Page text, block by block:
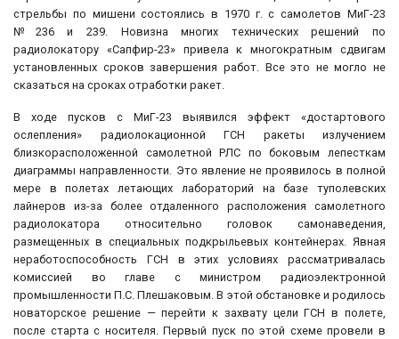
стрельбы по мишени состоялись в 1970 г. с самолетов МиГ-23
№236 и 239. Новизна многих технических решений по
радиолокатору «Сапфир-23» привела к многократным сдвигам
установленных сроков завершения работ. Все это не могло не
сказаться на сроках отработки ракет.
В ходе пусков с МиГ-23 выявился эффект «достартового
ослепления» радиолокационной ГСН ракеты излучением
близкорасположенной самолетной РЛС по боковым лепесткам
диаграммы направленности. Это явление не проявилось в полной
мере в полетах летающих лабораторий на базе туполевских
лайнеров из-за более отдаленного расположения самолетного
радиолокатора относительно головок самонаведения,
размещенных в специальных подкрыльевых контейнерах. Явная
неработоспособность ГСН в этих условиях рассматривалась
комиссией во главе с министром радиоэлектронной
промышленности П.С. Плешаковым. В этой обстановке и родилось
новаторское решение — перейти к захвату цели ГСН в полете,
после старта с носителя. Первый пуск по этой схеме провели в